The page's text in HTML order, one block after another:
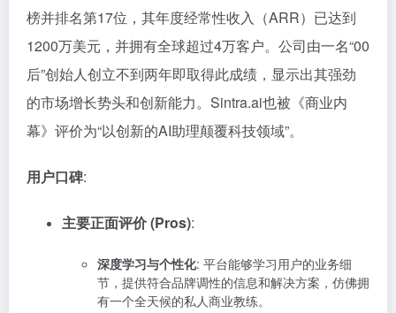
榜并排名第17位，其年度经常性收入（ARR）已达到
1200万美元，并拥有全球超过4万客户。公司由一名“00
后”创始人创立不到两年即取得此成绩，显示出其强劲
的市场增长势头和创新能力。Sintra.ai也被《商业内
幕》评价为“以创新的AI助理颠覆科技领域”。
用户口碑:
主要正面评价 (Pros):
深度学习与个性化: 平台能够学习用户的业务细
节，提供符合品牌调性的信息和解决方案，仿佛拥
有一个全天候的私人商业教练。